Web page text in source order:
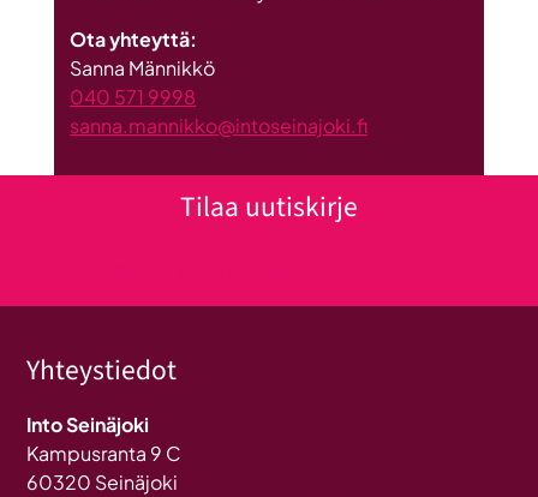
Ota yhteyttä:
Sanna Männikkö
040 571 9998
sanna.mannikko@intoseinajoki.fi
Tilaa uutiskirje
Yhteystiedot
Into Seinäjoki
Kampusranta 9 C
60320 Seinäjoki